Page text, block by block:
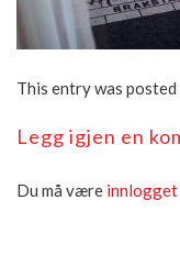
This entry was posted
Legg igjen en
Du må være innlogget